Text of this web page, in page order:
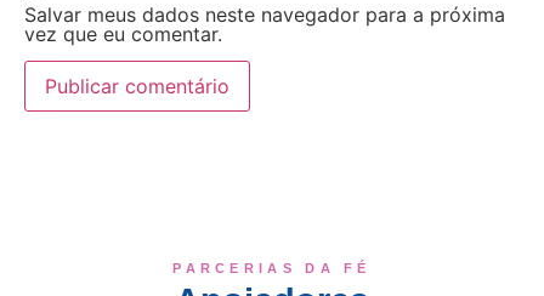
Salvar meus dados neste navegador para a próxima
vez que eu comentar.
PARCERIAS DA FÉ